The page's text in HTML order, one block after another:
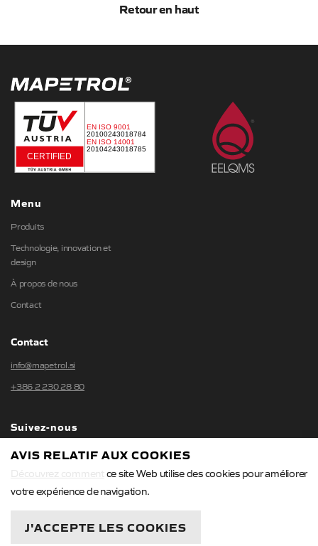
Retour en haut
Menu
Produits
Technologie, innovation et
design
À propos de nous
Contact
Contact
info@mapetrol.si
+386 2 230 28 80
Suivez-nous
AVIS RELATIF AUX COOKIES
ce site Web utilise des cookies pour améliorer
votre expérience de navigation.
J'ACCEPTE LES COOKIES